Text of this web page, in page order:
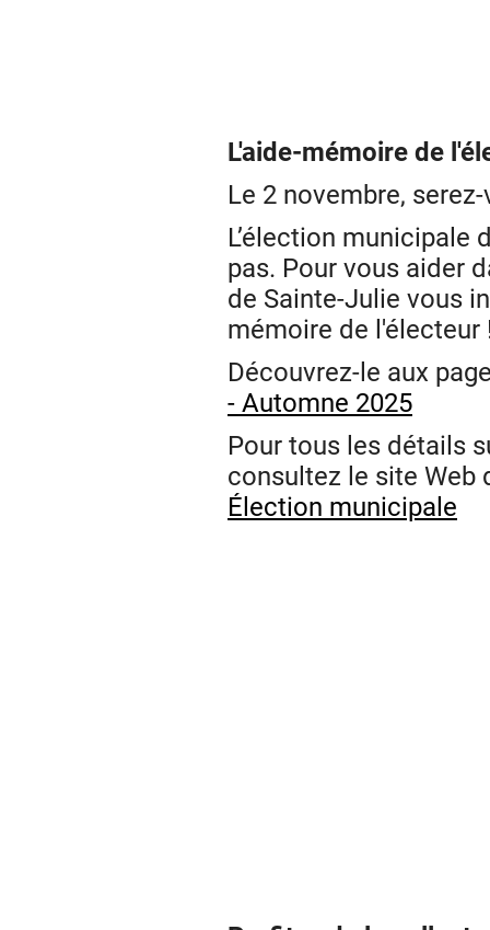
L'aide-mémoire de
Le 2 novembre,
L’élection municipale
pas. Pour vous aider
de Sainte-Julie vous
mémoire de l'électeur
Découvrez-le aux
- Automne 2025
Pour tous les détails
consultez le site Web
Élection municipale